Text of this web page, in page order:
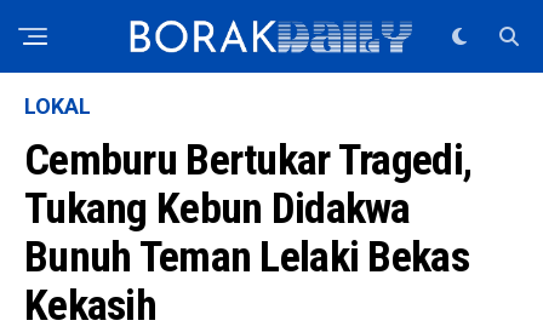
LOKAL
Cemburu Bertukar Tragedi,
Tukang Kebun Didakwa
Bunuh Teman Lelaki Bekas
Kekasih